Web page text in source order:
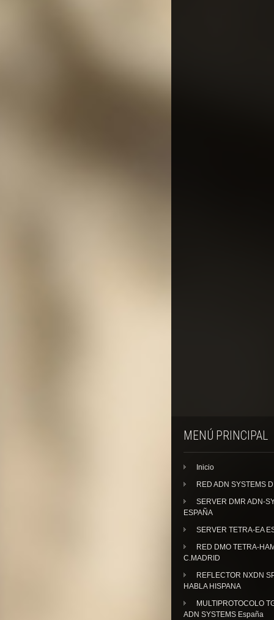
MENÚ PRINCIPAL
Inicio
RED ADN SYSTEMS
SERVER DMR ADN-
ESPAÑA
SERVER TETRA-EA
RED DMO TETRA-
C.MADRID
REFLECTOR NXDN
HABLA HISPANA
MULTIPROTOCOLO
ADN SYSTEMS España